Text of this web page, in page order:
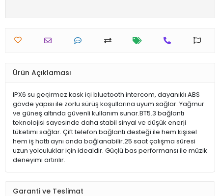
Ürün Açıklaması
IPX6 su geçirmez kask içi bluetooth intercom, dayanıklı ABS
gövde yapısı ile zorlu sürüş koşullarına uyum sağlar. Yağmur
ve güneş altında güvenli kullanım sunar.BT5.3 bağlantı
teknolojisi sayesinde daha stabil sinyal ve düşük enerji
tüketimi sağlar. Çift telefon bağlantı desteği ile hem kişisel
hem iş hattı aynı anda bağlanabilir.25 saat çalışma süresi
uzun yolculuklar için idealdir. Güçlü bas performansı ile müzik
deneyimi artırılır.
Garanti ve Teslimat